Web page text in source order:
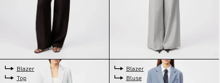
Blazer
Top
Blazer
Bluse